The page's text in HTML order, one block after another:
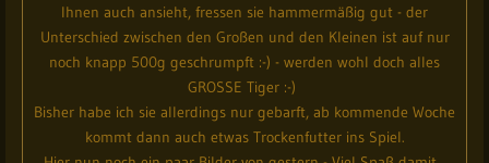
Ihnen auch ansieht, fressen sie hammermäßig gut - der
Unterschied zwischen den Großen und den Kleinen ist auf nur
noch knapp 500g geschrumpft :-) - werden wohl doch alles
GROSSE Tiger :-)
Bisher habe ich sie allerdings nur gebarft, ab kommende Woche
kommt dann auch etwas Trockenfutter ins Spiel.